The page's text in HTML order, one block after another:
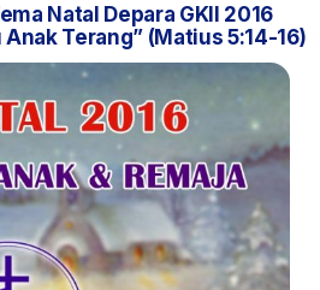
Natal Depara GKII 2016
Anak Terang” (Matius 5:14-16)